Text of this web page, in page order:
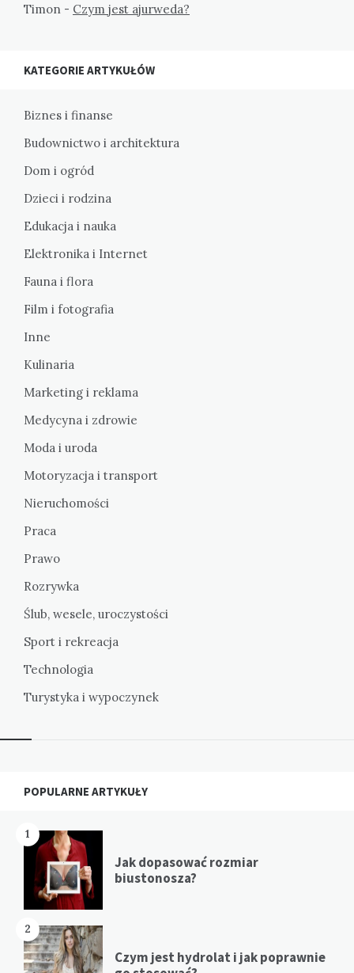
Timon - Czym jest ajurweda?
KATEGORIE ARTYKUŁÓW
Biznes i finanse
Budownictwo i architektura
Dom i ogród
Dzieci i rodzina
Edukacja i nauka
Elektronika i Internet
Fauna i flora
Film i fotografia
Inne
Kulinaria
Marketing i reklama
Medycyna i zdrowie
Moda i uroda
Motoryzacja i transport
Nieruchomości
Praca
Prawo
Rozrywka
Ślub, wesele, uroczystości
Sport i rekreacja
Technologia
Turystyka i wypoczynek
Widgets
POPULARNE ARTYKUŁY
1
Jak dopasować rozmiar
biustonosza?
2
Czym jest hydrolat i jak poprawnie